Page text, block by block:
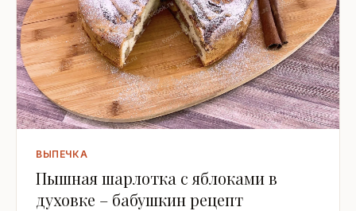
ВЫПЕЧКА
Пышная шарлотка с яблоками в
духовке – бабушкин рецепт